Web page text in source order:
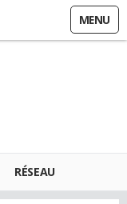
MENU
RÉSEAU